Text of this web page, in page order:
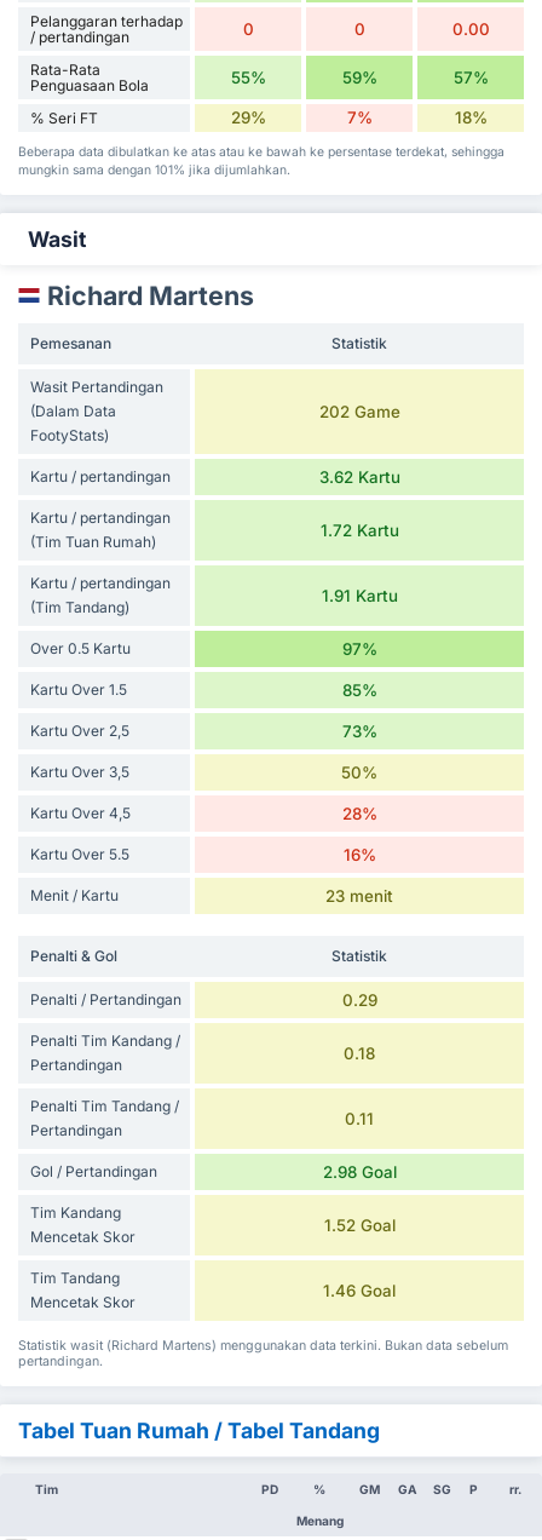
Pelanggaran terhadap
/ pertandingan
0 0 0.00
Rata-Rata
Penguasaan Bola
55% 59% 57%
% Seri FT 29% 7% 18%
Beberapa data dibulatkan ke atas atau ke bawah ke persentase terdekat, sehingga
mungkin sama dengan 101% jika dijumlahkan.
Wasit
Richard Martens
Pemesanan Statistik
Wasit Pertandingan
(Dalam Data
FootyStats)
202 Game
Kartu / pertandingan 3.62 Kartu
Kartu / pertandingan
(Tim Tuan Rumah)
1.72 Kartu
Kartu / pertandingan
(Tim Tandang)
1.91 Kartu
Over 0.5 Kartu 97%
Kartu Over 1.5 85%
Kartu Over 2,5 73%
Kartu Over 3,5 50%
Kartu Over 4,5 28%
Kartu Over 5.5 16%
Menit / Kartu 23 menit
Penalti & Gol Statistik
Penalti / Pertandingan 0.29
Penalti Tim Kandang /
Pertandingan
0.18
Penalti Tim Tandang /
Pertandingan
0.11
Gol / Pertandingan 2.98 Goal
Tim Kandang
Mencetak Skor
1.52 Goal
Tim Tandang
Mencetak Skor
1.46 Goal
Statistik wasit (Richard Martens) menggunakan data terkini. Bukan data sebelum
pertandingan.
Tabel Tuan Rumah / Tabel Tandang
Tim PD %
Menang
GM GA SG P rr.